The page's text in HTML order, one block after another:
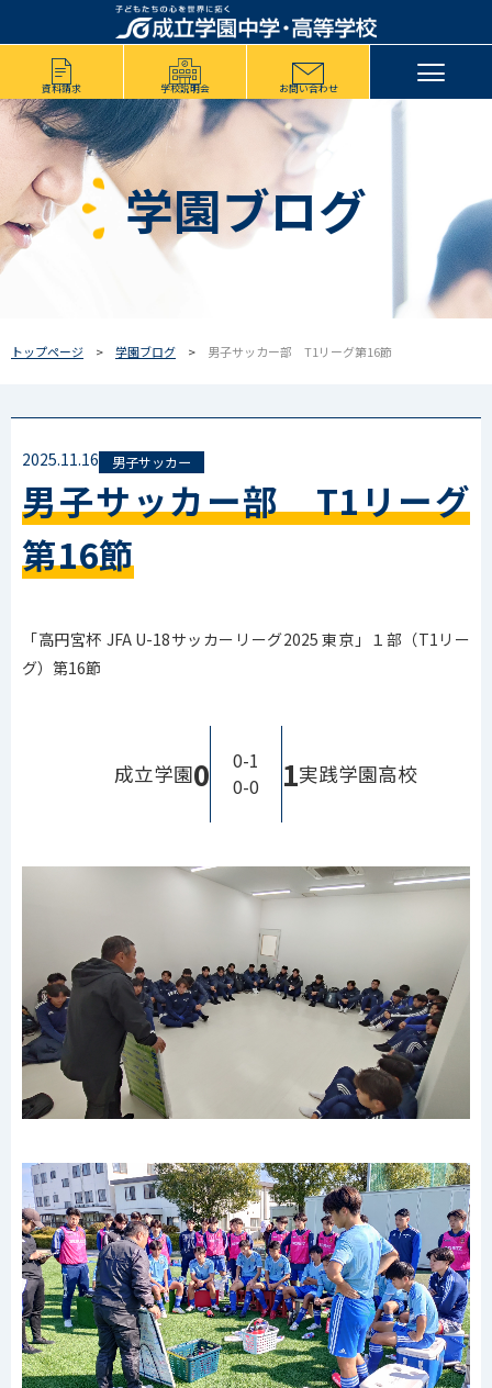
資料請求 学校説明会 お問い合わせ
学園ブログ
トップページ 学園ブログ 男子サッカー部 T1リーグ第16節
2025.11.16 男子サッカー
男子サッカー部 T1リーグ
第16節
「高円宮杯 JFA U-18サッカーリーグ2025 東京」１部（T1リー
グ）第16節
成立学園0
0-1
0-0
1実践学園高校